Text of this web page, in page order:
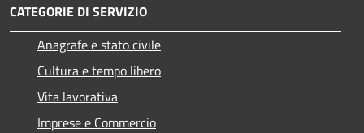
CATEGORIE DI SERVIZIO
Anagrafe e stato civile
Cultura e tempo libero
Vita lavorativa
Imprese e Commercio